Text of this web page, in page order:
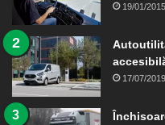
19/01/2015
17/07/2019